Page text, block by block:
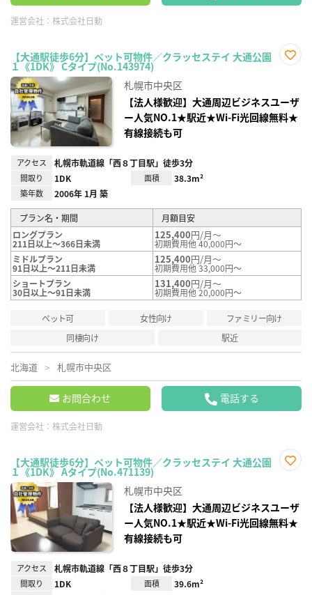
運営会社： 株式会社日動
【大通駅徒歩6分】ペット可物件／クラッセステイ 大通公園
１《1DK》 Cタイプ(No.143974)
録
札幌市中央区
【法人様歓迎】大通周辺ビジネスユーザ
ー人気NO.1★駅近★Wi-Fi光回線無料★
有線接続も可
アクセス 札幌市軌道線「西８丁目駅」徒歩3分
間取り 1DK 面積 38.3m²
築年数 2006年 1月 築
プラン名・期間
月額目安
ロングプラン
211日以上～366日未満
125,400円/月～
初期費用他 40,000円～
ミドルプラン
91日以上～211日未満
125,400円/月～
初期費用他 33,000円～
ショートプラン
30日以上～91日未満
131,400円/月～
初期費用他 20,000円～
ペット可 女性向け
ファミリー向け
同棲向け
駅近
北海道 札幌市中央区
お問合わせ 電話する
運営会社： 株式会社日動
【大通駅徒歩6分】ペット可物件／クラッセステイ 大通公園
１《1DK》 Aタイプ(No.471139)
録
札幌市中央区
【法人様歓迎】大通周辺ビジネスユーザ
ー人気NO.1★駅近★Wi-Fi光回線無料★
有線接続も可
アクセス 札幌市軌道線「西８丁目駅」徒歩3分
間取り 1DK 面積 39.6m²